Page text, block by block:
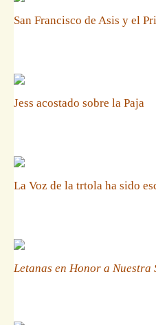
San Francisco de Asis y el
Jess acostado sobre la Paja
La Voz de la trtola ha sido
Letanas en Honor a Nuestra